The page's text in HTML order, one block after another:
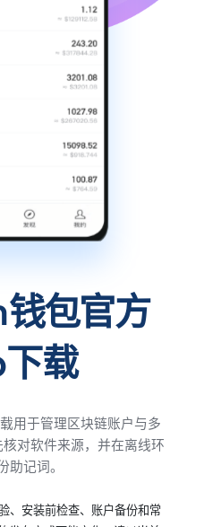
包官方
载
于管理区块链账户与多
对软件来源，并在离线环
助记词。
、安装前检查、账户备份和常